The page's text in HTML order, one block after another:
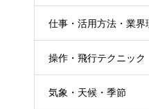
仕事・活用方法・業界
操作・飛行テクニック
気象・天候・季節